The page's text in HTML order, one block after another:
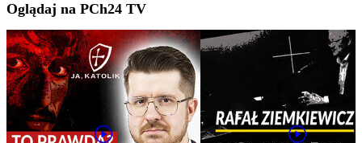
Oglądaj na PCh24 TV